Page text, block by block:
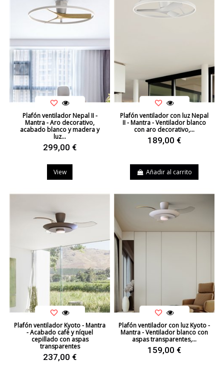
Plafón ventilador Nepal II -
Mantra - Aro decorativo,
acabado blanco y madera y
luz...
299,00 €
View
Plafón ventilador con luz Nepal
II - Mantra - Ventilador blanco
con aro decorativo,...
189,00 €
Añadir al carrito
Plafón ventilador Kyoto - Mantra
- Acabado café y níquel
cepillado con aspas
transparentes
237,00 €
Plafón ventilador con luz Kyoto -
Mantra - Ventilador blanco con
aspas transparentes,...
159,00 €